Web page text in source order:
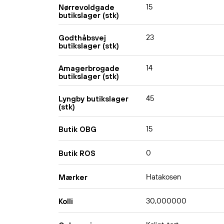
Nørrevoldgade
butikslager (stk)
15
Godthåbsvej
butikslager (stk)
23
Amagerbrogade
butikslager (stk)
14
Lyngby butikslager
(stk)
45
Butik OBG 15
Butik ROS 0
Mærker Hatakosen
Kolli 30,000000